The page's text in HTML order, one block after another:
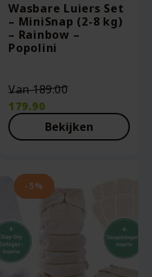
Wasbare Luiers Set
– MiniSnap (2-8 kg)
– Rainbow –
Popolini
Van189.00
was:
€189.00.
179.90
Huidige
prijs
Bekijken
-5%